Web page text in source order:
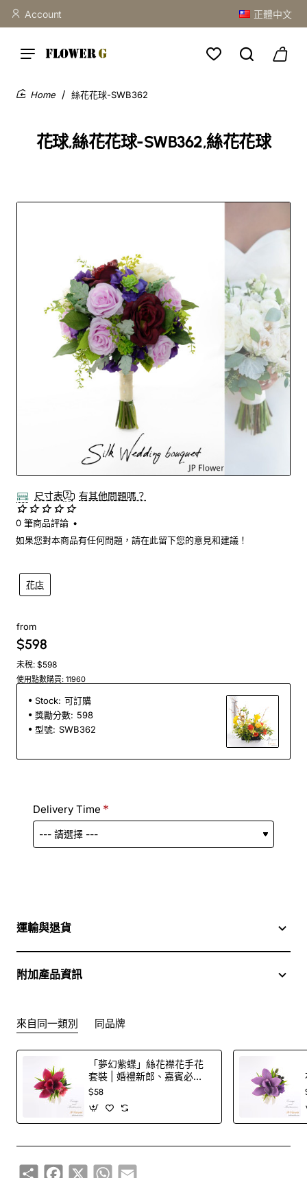
Account 正體中文
花球,絲花花球-SWB362,絲花花球
絲花花球-SWB362
尺寸表 有其他問題嗎？
花店
0 筆商品評論 •
如果您對本商品有任何問題，請在此留下您的意見和建議！
from
$598
未稅: $598
使用點數購買: 11960
Stock: 可訂購
獎勵分數: 598
型號: SWB362
Delivery Time
運輸與退貨
附加產品資訊
來自同一類別 同品牌
「夢幻紫蝶」絲花襟花手花
套裝 | 婚禮新郎、嘉賓必
備！
$58
ShareFacebook
X WhatsApp
Email